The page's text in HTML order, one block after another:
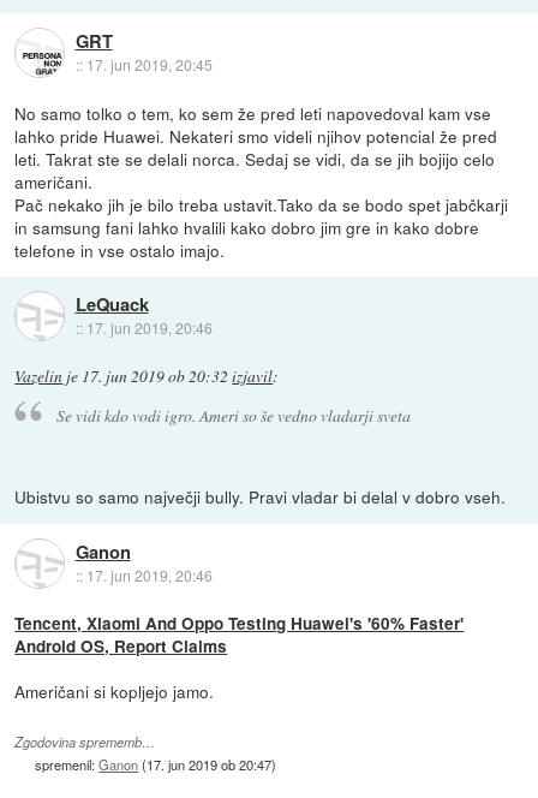
GRT
:: 17. jun 2019, 20:45
No samo tolko o tem, ko sem že pred leti napovedoval kam vse
lahko pride Huawei. Nekateri smo videli njihov potencial že pred
leti. Takrat ste se delali norca. Sedaj se vidi, da se jih bojijo celo
američani.
Pač nekako jih je bilo treba ustavit.Tako da se bodo spet jabčkarji
in samsung fani lahko hvalili kako dobro jim gre in kako dobre
telefone in vse ostalo imajo.
LeQuack
:: 17. jun 2019, 20:46
Vazelin je 17. jun 2019 ob 20:32 izjavil:
Se vidi kdo vodi igro. Ameri so še vedno vladarji sveta
Ubistvu so samo največji bully. Pravi vladar bi delal v dobro vseh.
Ganon
:: 17. jun 2019, 20:46
Tencent, Xiaomi And Oppo Testing Huawei's '60% Faster'
Android OS, Report Claims
Američani si kopljejo jamo.
Zgodovina sprememb…
spremenil:Ganon(17. jun 2019 ob 20:47)